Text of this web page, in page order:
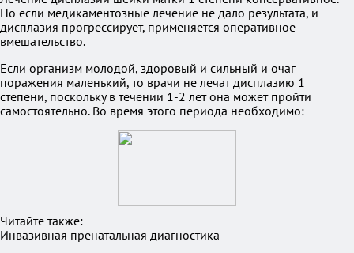
Но если медикаментозные лечение не дало результата, и
дисплазия прогрессирует, применяется оперативное
вмешательство.
Если организм молодой, здоровый и сильный и очаг
поражения маленький, то врачи не лечат дисплазию 1
степени, поскольку в течении 1-2 лет она может пройти
самостоятельно. Во время этого периода необходимо:
Читайте также:
Инвазивная пренатальная диагностика